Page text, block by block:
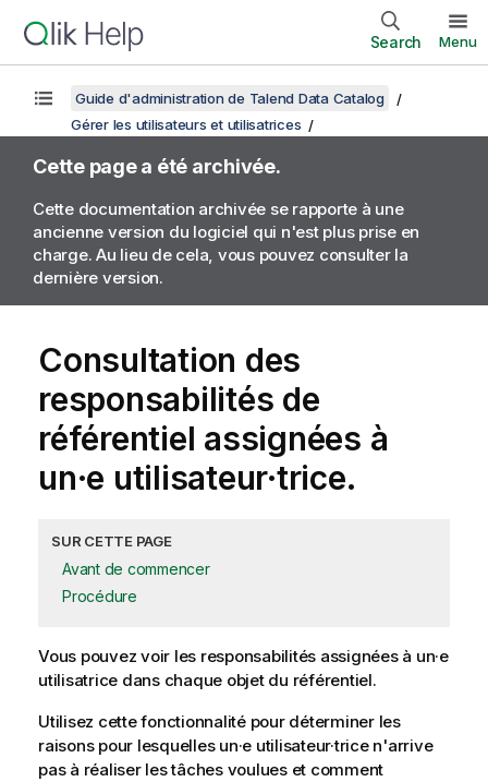
Search Menu
Guide d'administration de Talend Data Catalog
Gérer les utilisateurs et utilisatrices
Cette page a été archivée.
Cette documentation archivée se rapporte à une
ancienne version du logiciel qui n'est plus prise en
charge. Au lieu de cela, vous pouvez consulter la
dernière version.
Consultation des
responsabilités de
référentiel assignées à
un·e utilisateur·trice.
SUR CETTE PAGE
Avant de commencer
Procédure
Vous pouvez voir les responsabilités assignées à un·e
utilisatrice dans chaque objet du référentiel.
Utilisez cette fonctionnalité pour déterminer les
raisons pour lesquelles un·e utilisateur·trice n'arrive
pas à réaliser les tâches voulues et comment